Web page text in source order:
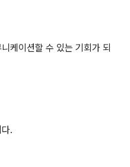
케이션할 수 있는 기회가 되
.